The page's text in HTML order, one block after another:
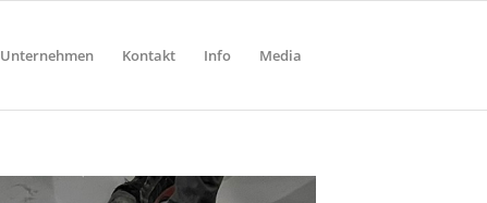
Unternehmen Kontakt Info Media